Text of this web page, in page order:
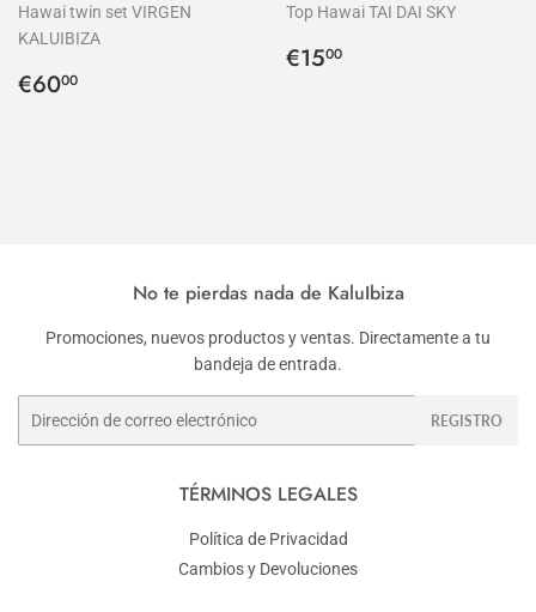
Hawai twin set VIRGEN
KALUIBIZA
Precio
€6000
Top Hawai TAI DAI SKY
Precio
€1500
No te pierdas nada de KaluIbiza
Promociones, nuevos productos y ventas. Directamente a tu
bandeja de entrada.
REGISTRO
TÉRMINOS LEGALES
Política de Privacidad
Cambios y Devoluciones